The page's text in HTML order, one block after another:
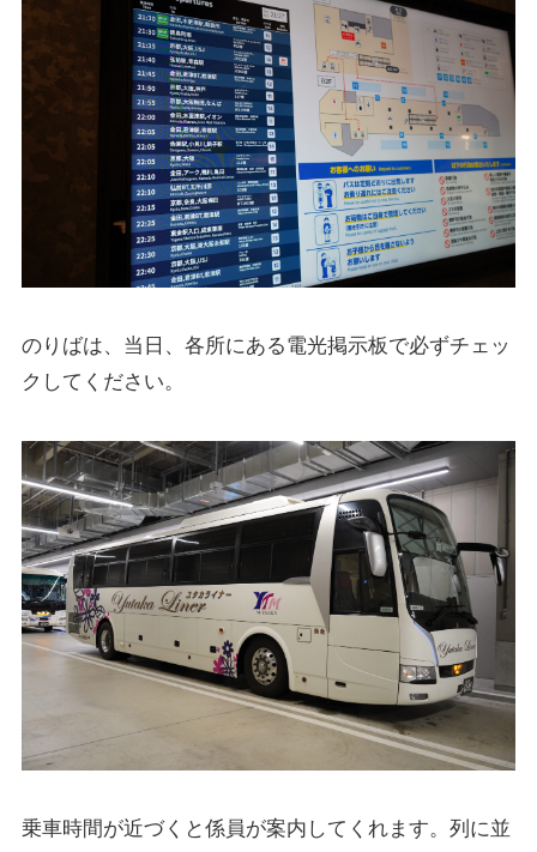
のりばは、当日、各所にある電光掲示板で必ずチェッ
クしてください。
乗車時間が近づくと係員が案内してくれます。列に並